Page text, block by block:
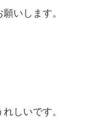
いします。
しいです。